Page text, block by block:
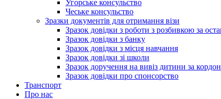
Угорське консульство
Чеське консульство
Зразки документів для отримання візи
Зразок довідки з роботи з розбивкою за
Зразок довідки з банку
Зразок довідки з місця навчання
Зразок довідки зі школи
Зразок доручення на вивіз дитини за кордон
Зразок довідки про спонсорство
Транспорт
Про нас